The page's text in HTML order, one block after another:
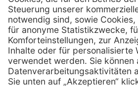
MediQuick Arzt- und
Hans-Wunderlich-
D-49078
Telefon:0800 - 633
E-Mail: info @